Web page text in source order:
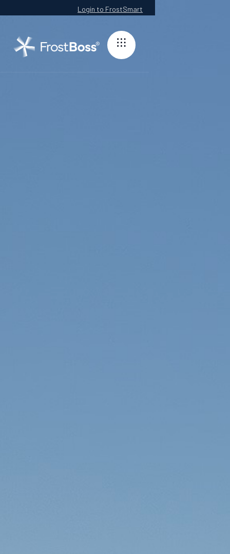
Login to FrostSmart